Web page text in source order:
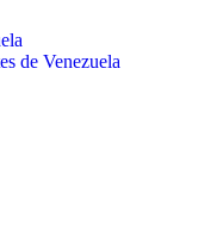
de Venezuela